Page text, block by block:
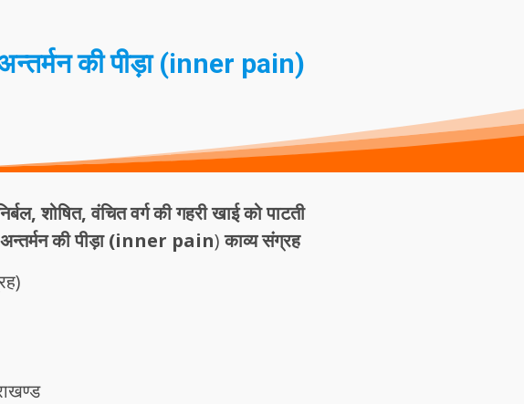
की पीड़ा (inner pain)
शोषित, वंचित वर्ग की गहरी खाई को पाटती
अन्तर्मन की पीड़ा (inner pain)काव्य संग्रह